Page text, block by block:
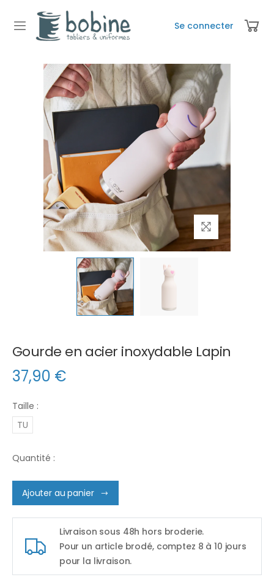
Se connecter
Gourde en acier inoxydable Lapin
37,90 €
Taille :
TU
Quantité :
Ajouter au panier
Livraison sous 48h hors broderie.
Pour un article brodé, comptez 8 à 10 jours
pour la livraison.